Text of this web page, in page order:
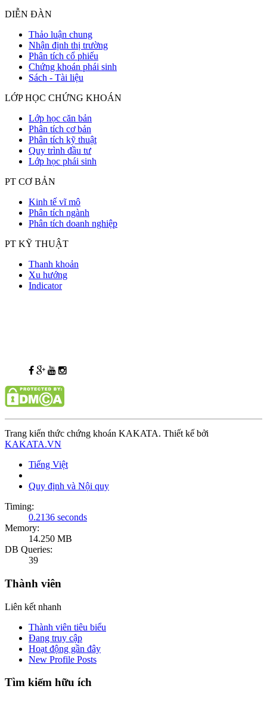
DIỄN ĐÀN
Thảo luận chung
Nhận định thị trường
Phân tích cổ phiếu
Chứng khoán phái sinh
Sách - Tài liệu
LỚP HỌC CHỨNG KHOÁN
Lớp học căn bản
Phân tích cơ bản
Phân tích kỹ thuật
Quy trình đầu tư
Lớp học phái sinh
PT CƠ BẢN
Kinh tế vĩ mô
Phân tích ngành
Phân tích doanh nghiệp
PT KỸ THUẬT
Thanh khoản
Xu hướng
Indicator
Trang kiến thức chứng khoán KAKATA. Thiết kế bởi
KAKATA.VN
Tiếng Việt
Quy định và Nội quy
Timing:
0.2136 seconds
Memory:
14.250 MB
DB Queries:
39
Thành viên
Liên kết nhanh
Thành viên tiêu biểu
Đang truy cập
Hoạt động gần đây
New Profile Posts
Tìm kiếm hữu ích